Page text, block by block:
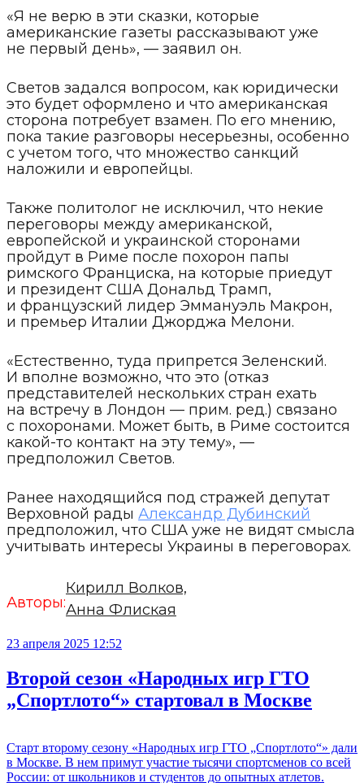
«Я не верю в эти сказки, которые
американские газеты рассказывают уже
не первый день», — заявил он.
Светов задался вопросом, как юридически
это будет оформлено и что американская
сторона потребует взамен. По его мнению,
пока такие разговоры несерьезны, особенно
с учетом того, что множество санкций
наложили и европейцы.
Также политолог не исключил, что некие
переговоры между американской,
европейской и украинской сторонами
пройдут в Риме после похорон папы
римского Франциска, на которые приедут
и президент США Дональд Трамп,
и французский лидер Эммануэль Макрон,
и премьер Италии Джорджа Мелони.
«Естественно, туда припрется Зеленский.
И вполне возможно, что это (отказ
представителей нескольких стран ехать
на встречу в Лондон — прим. ред.) связано
с похоронами. Может быть, в Риме состоится
какой-то контакт на эту тему», —
предположил Светов.
Ранее находящийся под стражей депутат
Верховной рады Александр Дубинский
предположил, что США уже не видят смысла
учитывать интересы Украины в переговорах.
Авторы:
Кирилл Волков,
Анна Флиская
23 апреля 2025 12:52
Второй сезон «Народных игр ГТО
„Спортлото“» стартовал в Москве
Старт второму сезону «Народных игр ГТО „Спортлото“» дали
в Москве. В нем примут участие тысячи спортсменов со всей
России: от школьников и студентов до опытных атлетов.